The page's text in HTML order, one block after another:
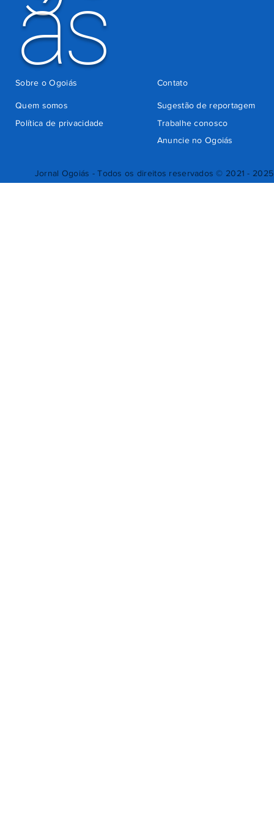
Jornal Ogoiás - Todos os direitos reservados © 2021 - 2025
ás
Quem somos
Sugestão de reportagem
Trabalhe conosco
Política de privacidade
Anuncie no Ogoiás
Contato
Sobre o Ogoiás